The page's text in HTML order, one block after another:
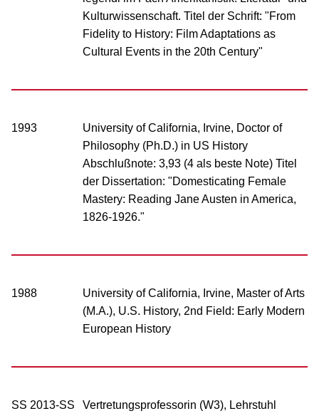
Kulturwissenschaft. Titel der Schrift: "From
Fidelity to History: Film Adaptations as
Cultural Events in the 20th Century"
1993
University of California, Irvine, Doctor of
Philosophy (Ph.D.) in US History
Abschlußnote: 3,93 (4 als beste Note) Titel
der Dissertation: "Domesticating Female
Mastery: Reading Jane Austen in America,
1826-1926."
1988
University of California, Irvine, Master of Arts
(M.A.), U.S. History, 2nd Field: Early Modern
European History
SS 2013-SS
Vertretungsprofessorin (W3), Lehrstuhl